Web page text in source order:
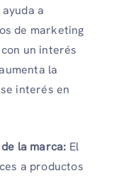
a
de marketing
un interés
la
interés en
la marca: El
a productos